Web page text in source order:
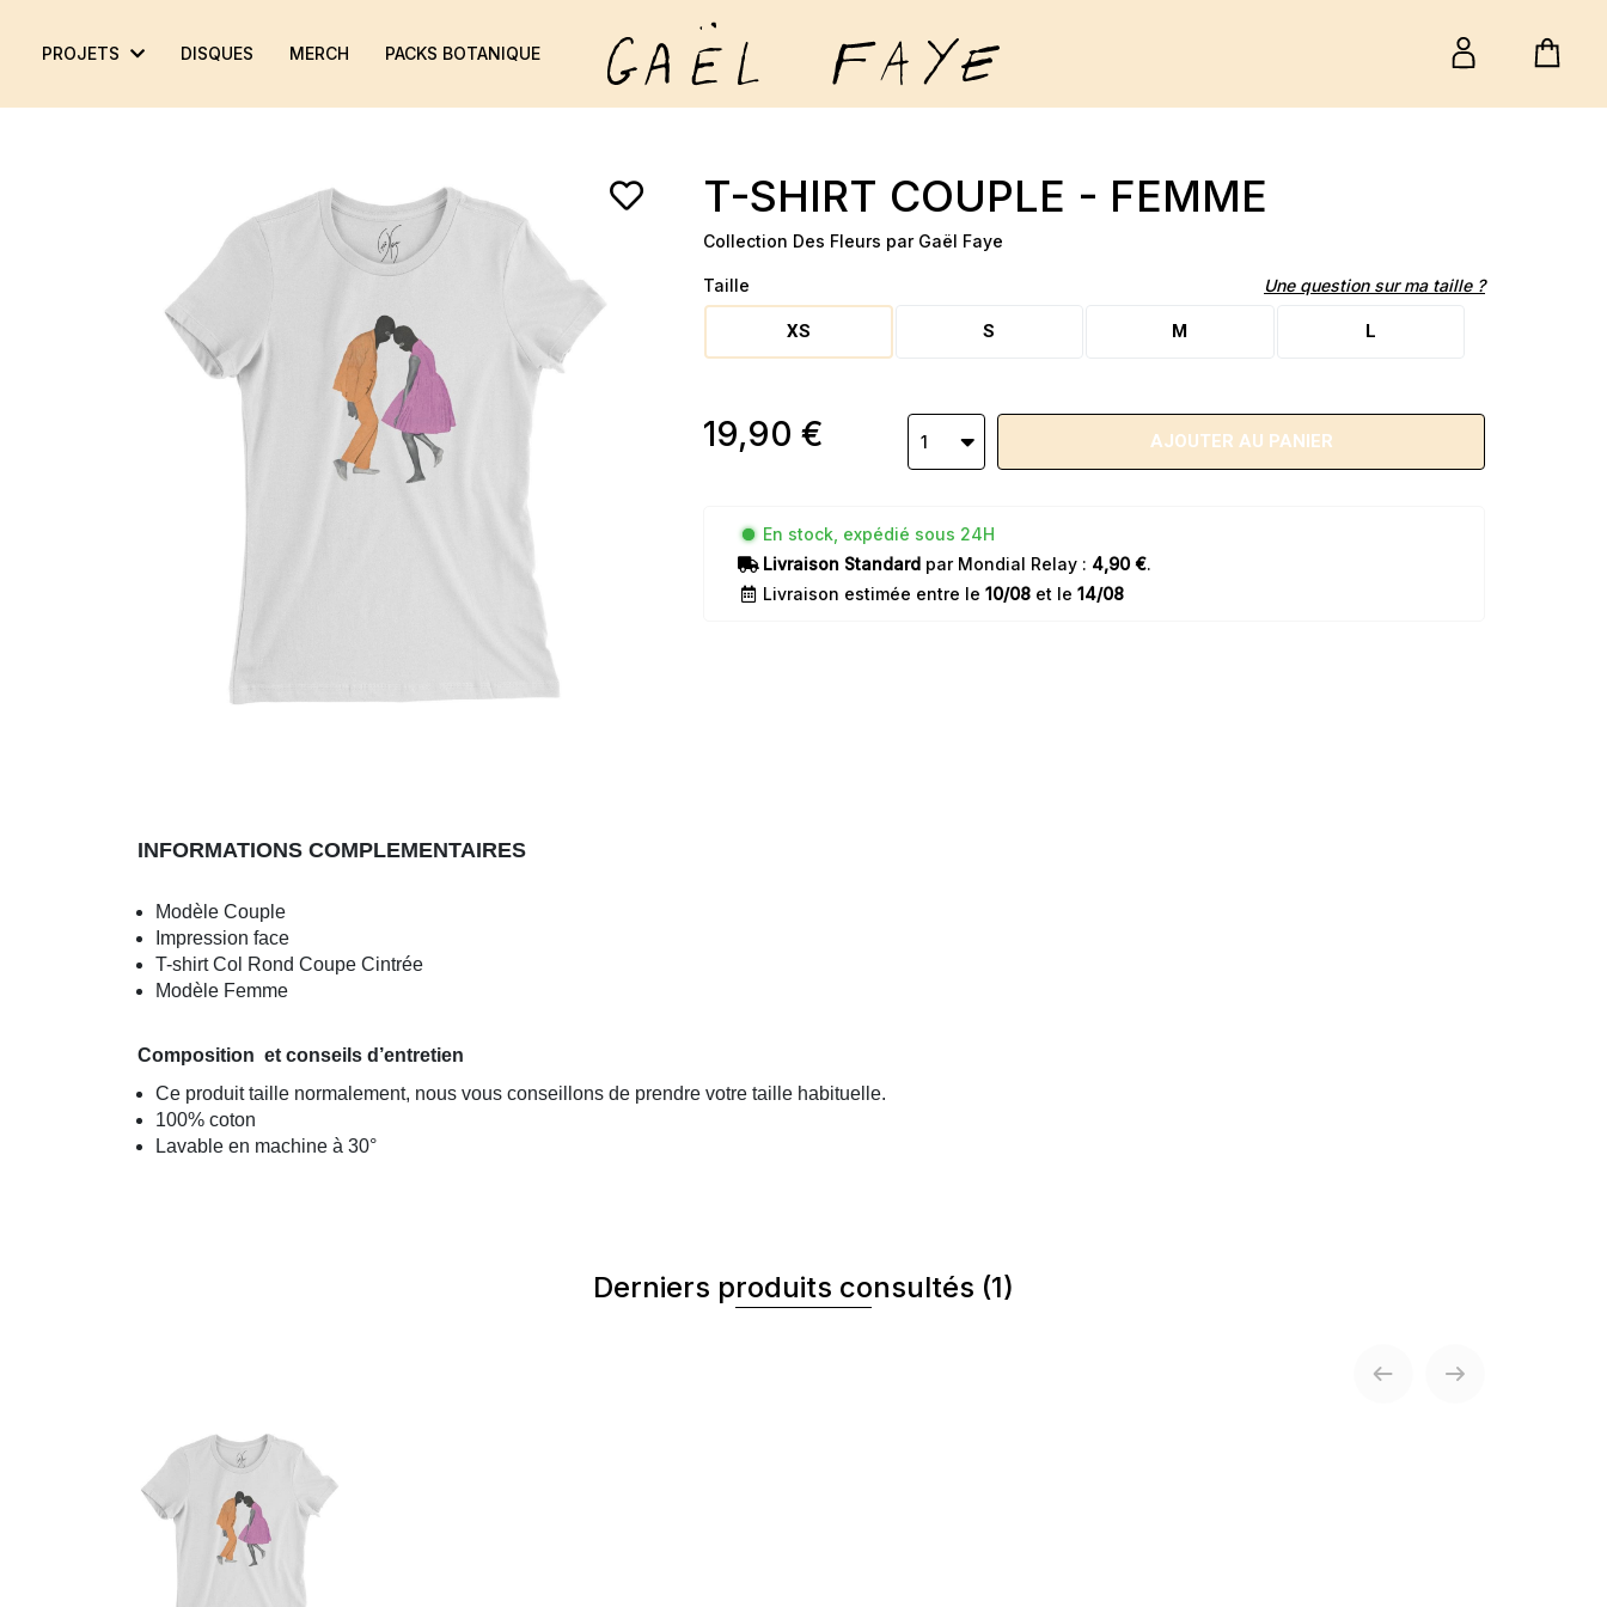
PROJETS DISQUES MERCH PACKS BOTANIQUE
DES FLEURS
PILI PILI SUR UN CROISSANT AU BEURRE
CROISSANT
AU BEURRE
T-SHIRT COUPLE - FEMME
Collection Des Fleurs par Gaël Faye
Taille Une question sur ma taille ?
XS S M L
19,90 € 1 AJOUTER AU PANIER
En stock, expédié sous 24H
Livraison Standard par Mondial Relay : 4,90 €.
Livraison estimée entre le 10/08 et le 14/08
INFORMATIONS COMPLEMENTAIRES
Modèle Couple
Impression face
T-shirt Col Rond Coupe Cintrée
Modèle Femme
Composition et conseils d’entretien
Ce produit taille normalement, nous vous conseillons de prendre votre taille habituelle.
100% coton
Lavable en machine à 30°
Derniers produits consultés (1)